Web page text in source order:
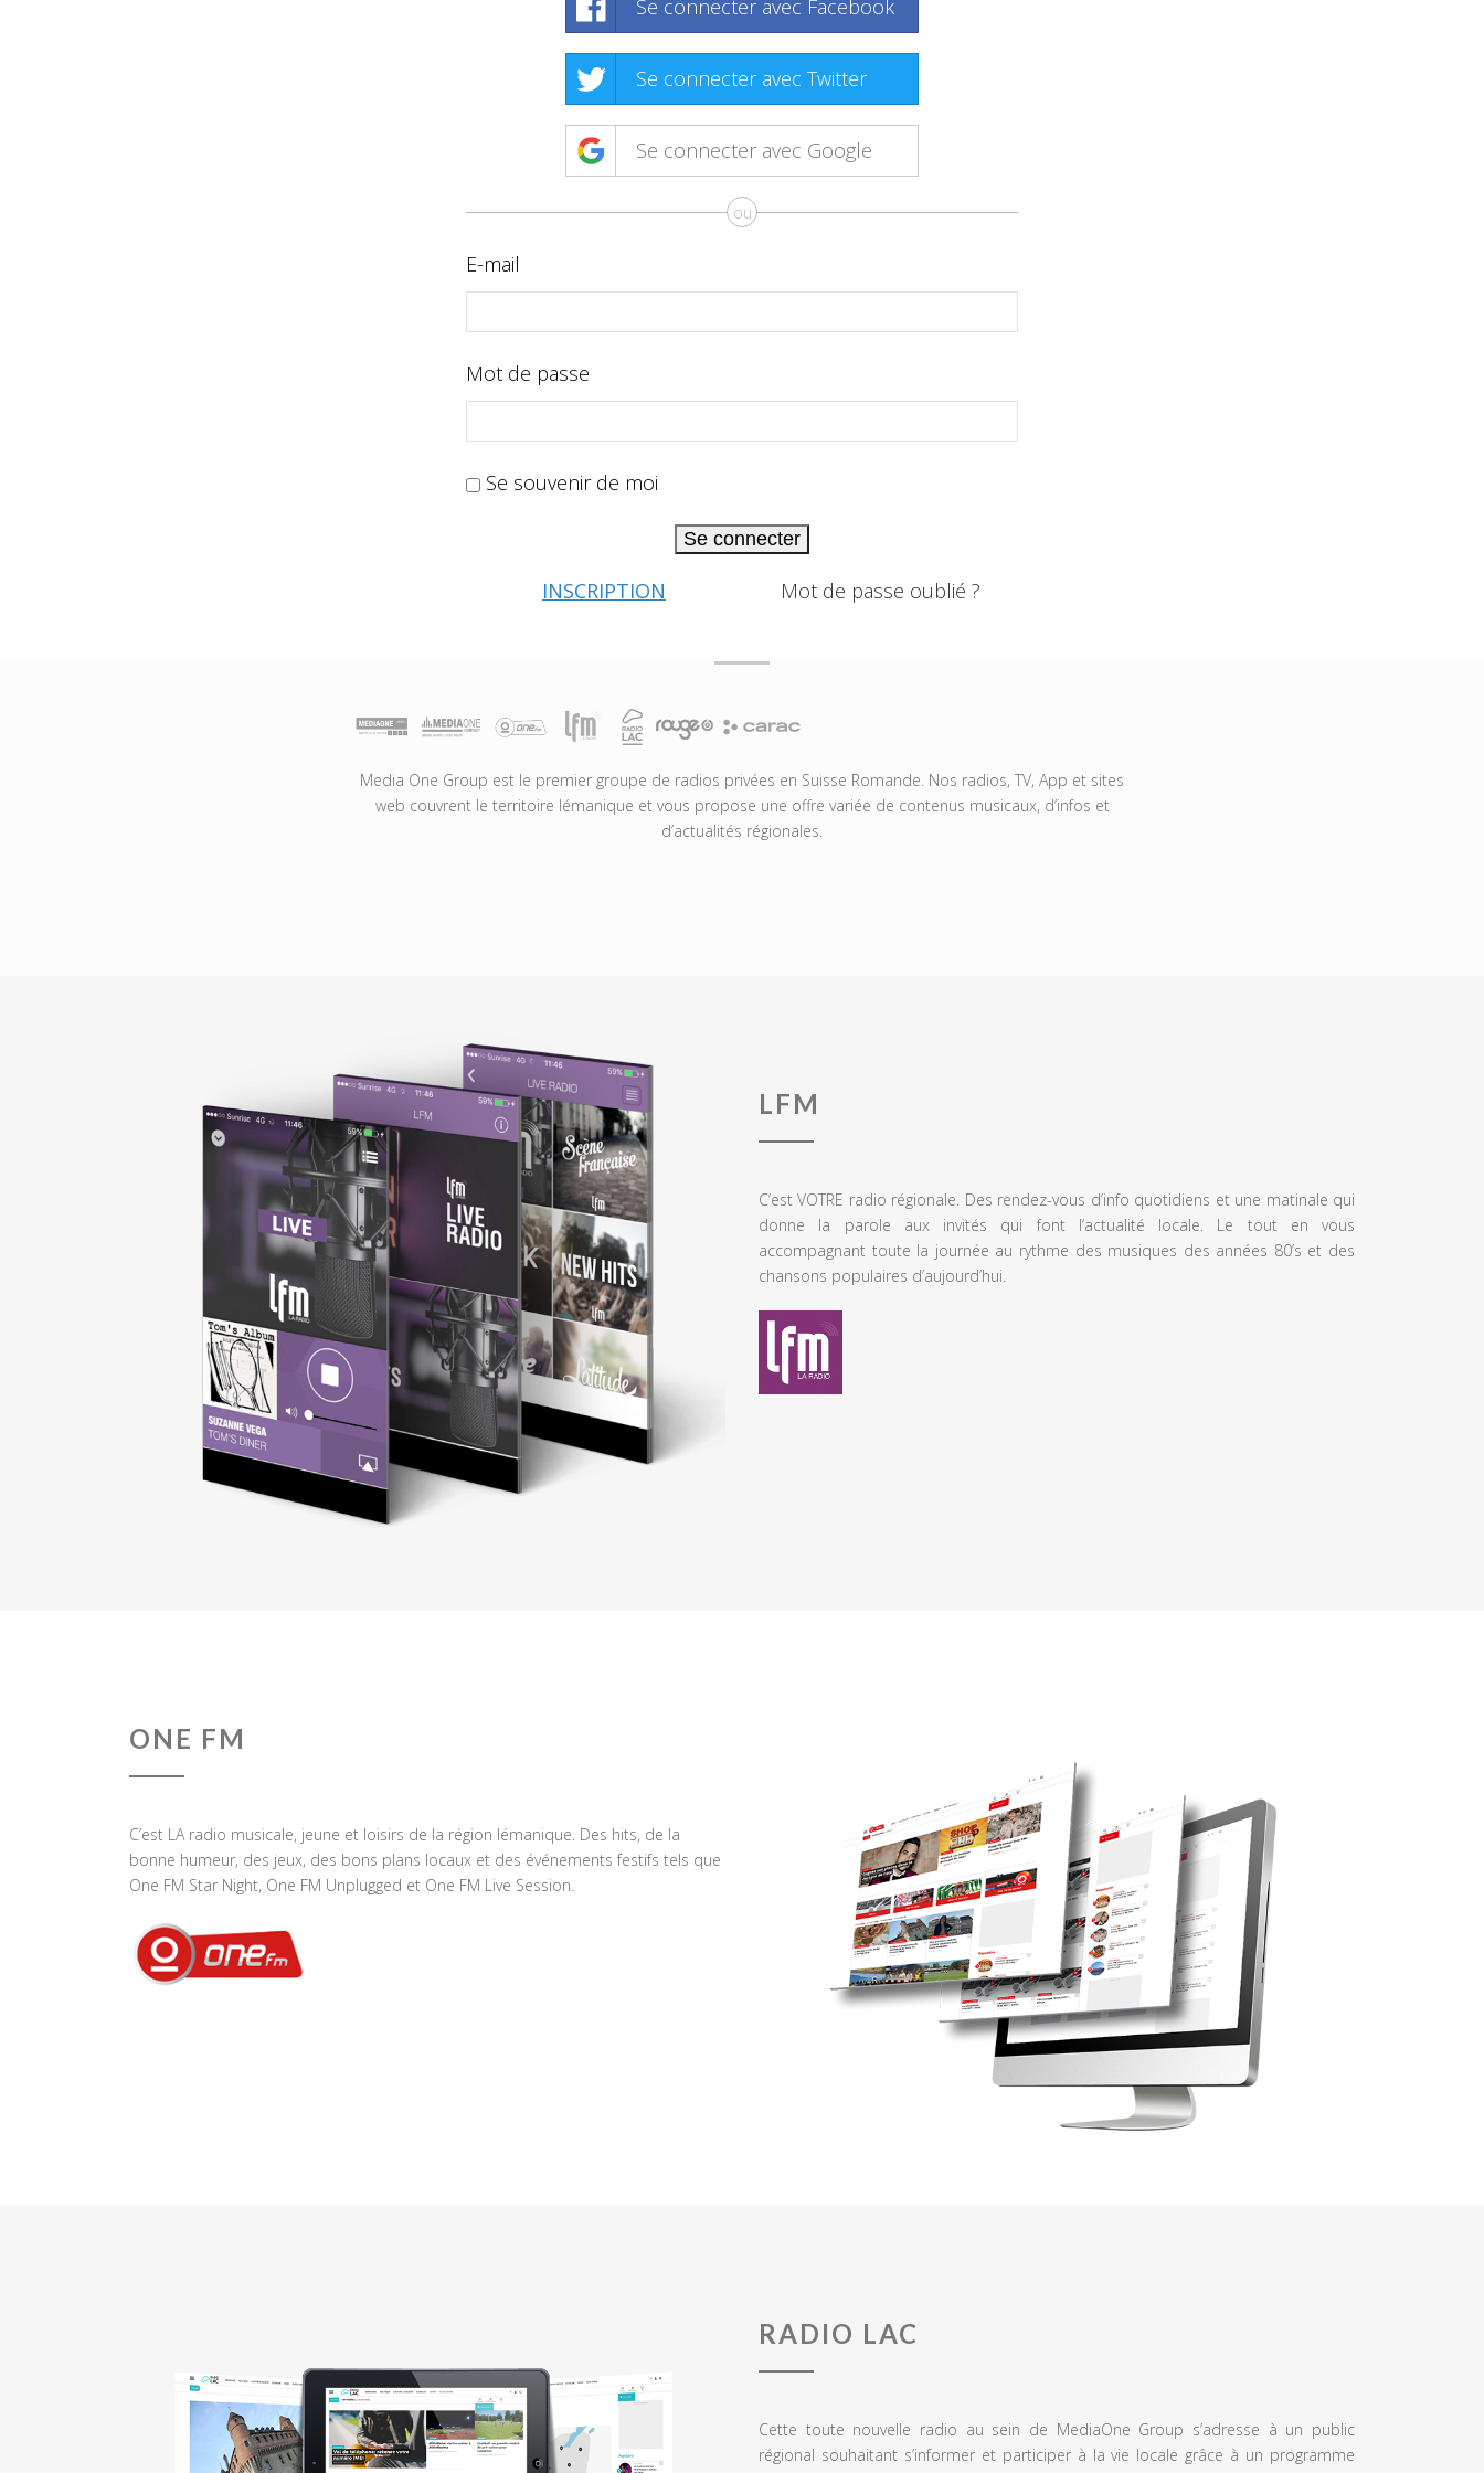
Se connecter avec Facebook
Se connecter avec Twitter
Se connecter avec Google
ou
E-mail
Mot de passe
Se souvenir de moi
Se connecter
INSCRIPTION Mot de passe oublié ?
Media One Group est le premier groupe de radios privées en Suisse Romande. Nos radios, TV, App et sites
web couvrent le territoire lémanique et vous propose une offre variée de contenus musicaux, d’infos et
d’actualités régionales.
LFM
C’est VOTRE radio régionale. Des rendez-vous d’info quotidiens et une matinale qui
donne la parole aux invités qui font l’actualité locale. Le tout en vous
accompagnant toute la journée au rythme des musiques des années 80’s et des
chansons populaires d’aujourd’hui.
ONE FM
C’est LA radio musicale, jeune et loisirs de la région lémanique. Des hits, de la
bonne humeur, des jeux, des bons plans locaux et des événements festifs tels que
One FM Star Night, One FM Unplugged et One FM Live Session.
RADIO LAC
Cette toute nouvelle radio au sein de MediaOne Group s’adresse à un public
régional souhaitant s’informer et participer à la vie locale grâce à un programme